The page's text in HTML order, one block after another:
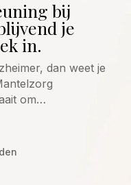
bij
je
in.
dan weet je
om…